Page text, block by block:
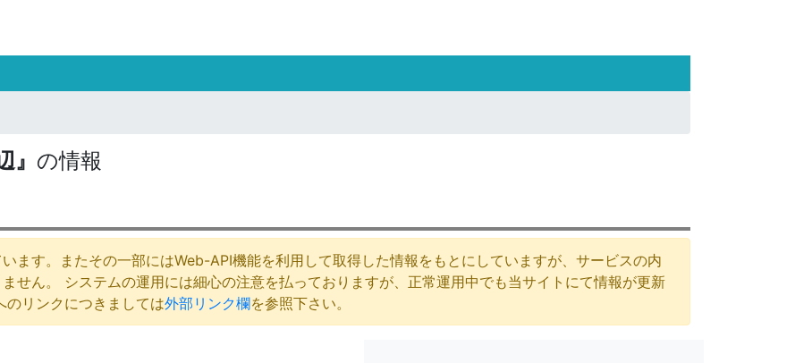
』 の情報
ます。またその一部にはWeb-API機能を利用して取得した情報をもとにしていますが、サービスの内
せん。 システムの運用には細心の注意を払っておりますが、正常運用中でも当サイトにて情報が更新
のリンクにつきましては外部リンク欄を参照下さい。